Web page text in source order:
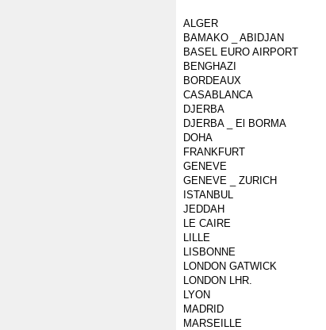
ALGER
BAMAKO _ ABIDJAN
BASEL EURO AIRPORT
BENGHAZI
BORDEAUX
CASABLANCA
DJERBA
DJERBA _ El BORMA
DOHA
FRANKFURT
GENEVE
GENEVE _ ZURICH
ISTANBUL
JEDDAH
LE CAIRE
LILLE
LISBONNE
LONDON GATWICK
LONDON LHR.
LYON
MADRID
MARSEILLE